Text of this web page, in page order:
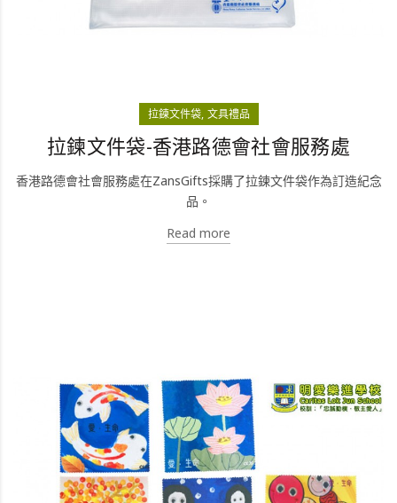
拉鍊文件袋 文具禮品
拉鍊文件袋-香港路德會社會服務處
香港路德會社會服務處在ZansGifts採購了拉鍊文件袋作為訂造紀念
品。
Read more